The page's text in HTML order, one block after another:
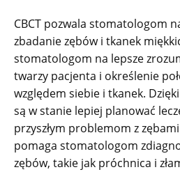
CBCT pozwala stomatologom
zbadanie zębów i tkanek
stomatologom na lepsze
twarzy pacjenta i określenie
względem siebie i tkanek.
są w stanie lepiej planować
przyszłym problemom z
pomaga stomatologom
zębów, takie jak próchnica i